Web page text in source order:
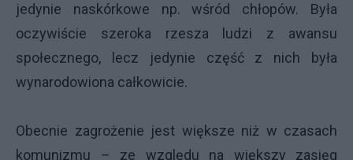
jedynie naskórkowe np. wśród chłopów. Była
oczywiście szeroka rzesza ludzi z awansu
społecznego, lecz jedynie część z nich była
wynarodowiona całkowicie.
Obecnie zagrożenie jest większe niż w czasach
komunizmu – ze względu na większy zasięg